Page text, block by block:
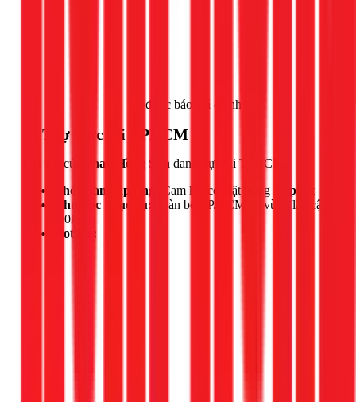
để được báo giá chính xác.
📍 Thợ trực tại TPHCM
Đội thợ của Phan Hồng Sơn đang trực tại TPHCM.
Thời gian đáp ứng:
Cam kết có mặt trong
30 phút
Khu vực phục vụ:
Toàn bộ TP.HCM và vùng lân cận
(50km)
Hotline: